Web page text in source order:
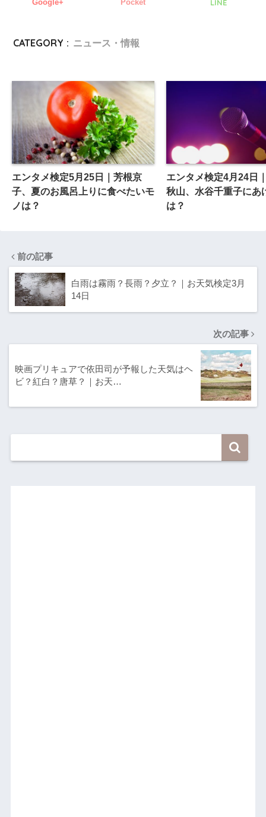
Google+ Pocket LINE
CATEGORY : ニュース・情報
エンタメ検定5月25日｜芳根京
子、夏のお風呂上りに食べたいモ
ノは？
エンタメ検定4月24日
秋山、水谷千重子にあ
は？
前の記事
白雨は霧雨？長雨？夕立？｜お天気検定3月
14日
次の記事
映画プリキュアで依田司が予報した天気はヘ
ビ？紅白？唐草？｜お天…